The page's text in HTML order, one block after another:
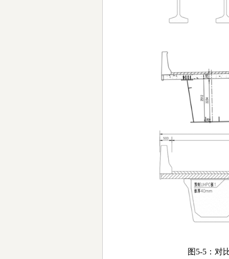
图5-5：对